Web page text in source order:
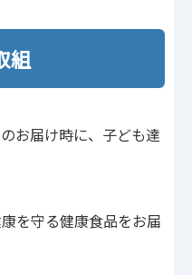
組
お届け時に、子ども達
を守る健康食品をお届